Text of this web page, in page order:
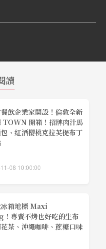
讀
飲企業家開設！倫敦全新
TOWN 開箱！招牌肉汁馬
、紅酒櫻桃克拉芙提布丁
08 10:00:00
箱地標 Maxi
專賣不烤也好吃的生布
茶、沖繩咖啡、蔗糖口味